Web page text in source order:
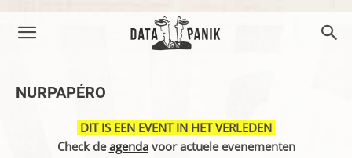
NURPAPÉRO
DIT IS EEN EVENT IN HET VERLEDEN
Check deagendavoor actuele evenementen